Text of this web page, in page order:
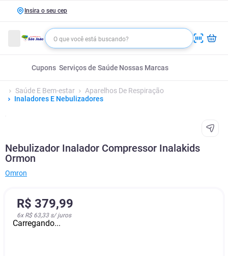
Insira o seu cep
Cupons Serviços de Saúde Nossas Marcas
Saúde E Bem-estar
Aparelhos De Respiração
Inaladores E Nebulizadores
Nebulizador Inalador Compressor Inalakids
Ormon
Omron
R$ 379,99
6x R$ 63,33s/ juros
Carregando...